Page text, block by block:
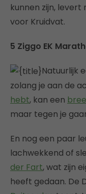
kunnen zijn, levert
voor Kruidvat.
5 Ziggo EK
Natuurlijk
zolang je aan de
hebt, kan een
maar tegen je
En nog een paar
lachwekkend of
der Fart, wat zijn
heeft gedaan. De